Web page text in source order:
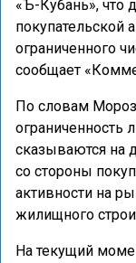
«Ъ-Кубань», что
покупательской
ограниченного
сообщает
По словам
ограниченность
сказываются на
со стороны
активности на
жилищного
На текущий